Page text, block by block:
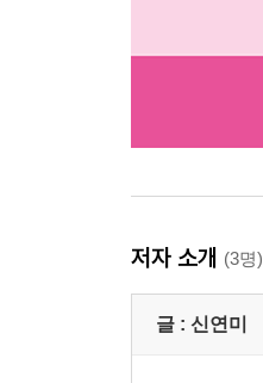
저자 소개 (3명)
글 : 신연미